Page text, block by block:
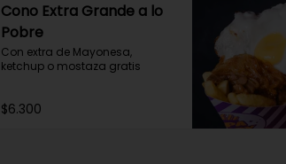
Cono Extra Grande a lo
Pobre
Con extra de Mayonesa,
ketchup o mostaza gratis
$6.300